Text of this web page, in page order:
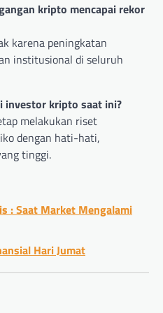
kripto mencapai rekor
karena peningkatan
institusional di seluruh
investor kripto saat ini?
melakukan riset
dengan hati-hati,
tinggi.
: Saat Market Mengalami
Hari Jumat